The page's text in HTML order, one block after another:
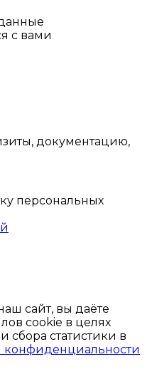
с вами
документацию,
персональных
сайт, вы даёте
cookie в целях
сбора статистики в
конфиденциальности